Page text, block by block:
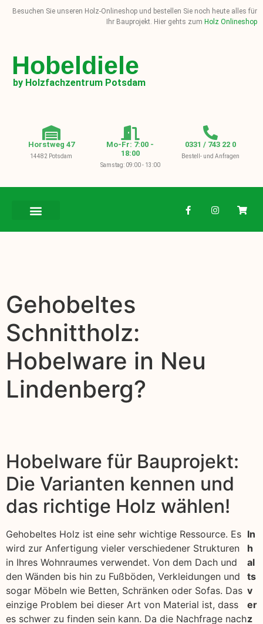
Besuchen Sie unseren Holz-Onlineshop und bestellen Sie noch heute alles für
Ihr Bauprojekt. Hier gehts zum Holz Onlineshop
Hobeldiele
by Holzfachzentrum Potsdam
Horstweg 47
14482 Potsdam
Mo-Fr: 7:00 -
18:00
Samstag: 09:00 - 13:00
0331 / 743 22 0
Bestell- und Anfragen
Gehobeltes
Schnittholz:
Hobelware in Neu
Lindenberg?
Hobelware für Bauprojekt:
Die Varianten kennen und
das richtige Holz wählen!
Gehobeltes Holz ist eine sehr wichtige Ressource. Es
wird zur Anfertigung vieler verschiedener Strukturen
in Ihres Wohnraumes verwendet. Von dem Dach und
den Wänden bis hin zu Fußböden, Verkleidungen und
sogar Möbeln wie Betten, Schränken oder Sofas. Das
einzige Problem bei dieser Art von Material ist, dass
es schwer zu finden sein kann. Da die Nachfrage nach
In
h
al
ts
v
er
z